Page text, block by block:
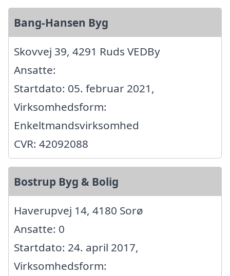
Bang-Hansen Byg
Skovvej 39, 4291 Ruds VEDBy
Ansatte:
Startdato: 05. februar 2021,
Virksomhedsform:
Enkeltmandsvirksomhed
CVR: 42092088
Bostrup Byg & Bolig
Haverupvej 14, 4180 Sorø
Ansatte: 0
Startdato: 24. april 2017,
Virksomhedsform: